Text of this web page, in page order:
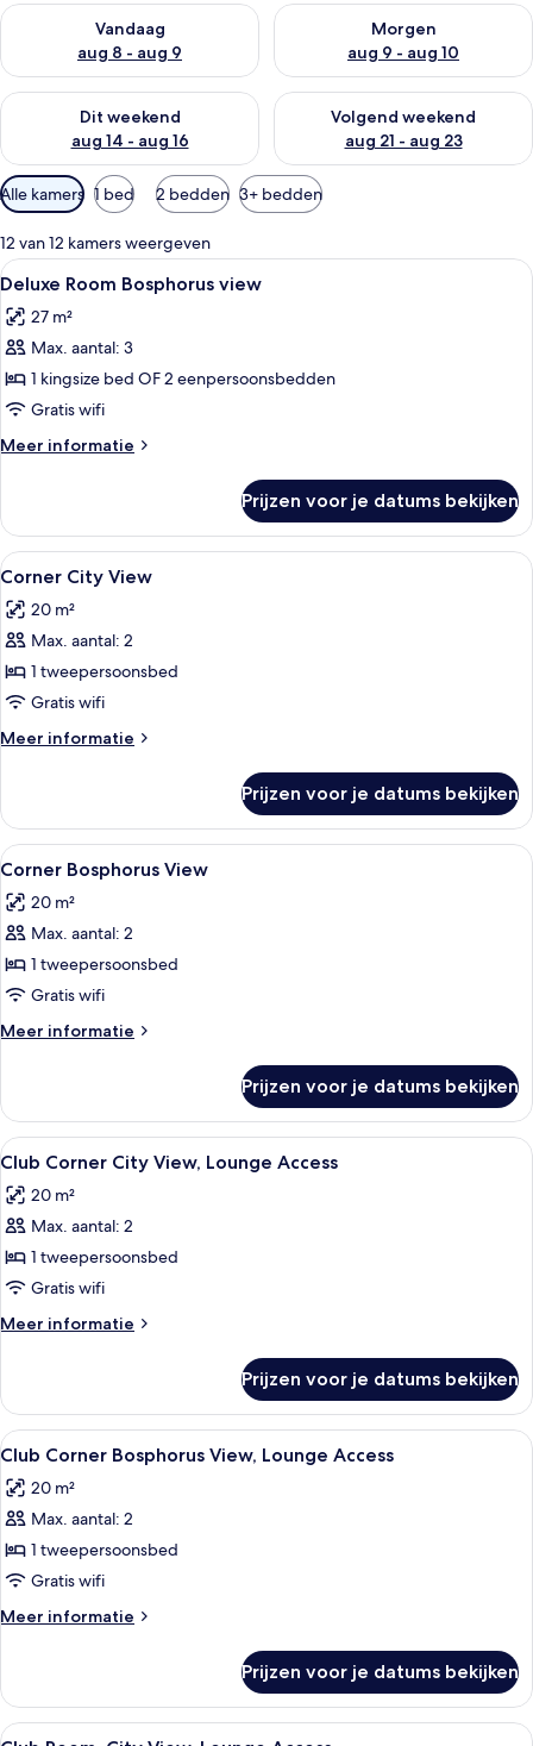
Vandaag
aug 8 - aug 9
De beschikbaarheid controleren voor vanavond aug 8 - aug 9
Morgen
aug 9 - aug 10
De beschikbaarheid
Dit weekend
aug 14 - aug 16
De beschikbaarheid controleren voor dit weekend aug 14 -
Volgend weekend
aug 21 - aug 23
De beschikbaarheid
Beschikbare
filters
voor
kamers
Alle kamers 1 bed 2 bedden 3+ bedden
12 van 12 kamers weergeven
Alle
foto's
voor
Deluxe
Room
Bosphorus
view
laden
Hotelkamer met een bed, bureau
6
Deluxe Room Bosphorus view
27 m²
Max. aantal: 3
1 kingsize bed OF 2 eenpersoonsbedden
Gratis wifi
Meer informatie
Meer
Room
Bosphorus
view
Prijzen voor je datums bekijken
Alle
foto's
voor
Corner
City
View
laden
Een hotelkamer met een groot bed,
4
Corner City View
20 m²
Max. aantal: 2
1 tweepersoonsbed
Gratis wifi
Meer informatie
Meer
City
View
Prijzen voor je datums bekijken
Alle
foto's
voor
Corner
Bosphorus
View
laden
Een hotelkamer met een groot bed,
5
Corner Bosphorus View
20 m²
Max. aantal: 2
1 tweepersoonsbed
Gratis wifi
Meer informatie
Meer
Bosphorus
View
Prijzen voor je datums bekijken
Alle
foto's
voor
Club
Corner
City
View,
Lounge
laden
Een hotelkamer met een groot bed,
8
Club Corner City View, Lounge Access
20 m²
Max. aantal: 2
1 tweepersoonsbed
Gratis wifi
Meer informatie
Meer
Corner
City
View,
Access
Prijzen voor je datums bekijken
Alle
foto's
voor
Club
Corner
Bosphorus
View,
Lounge
laden
Een hotelkamer met een groot bed,
9
Club Corner Bosphorus View, Lounge Access
20 m²
Max. aantal: 2
1 tweepersoonsbed
Gratis wifi
Meer informatie
Meer
Corner
Bosphorus
Prijzen voor je datums bekijken
Alle Een hotelkamer met een groot bed,